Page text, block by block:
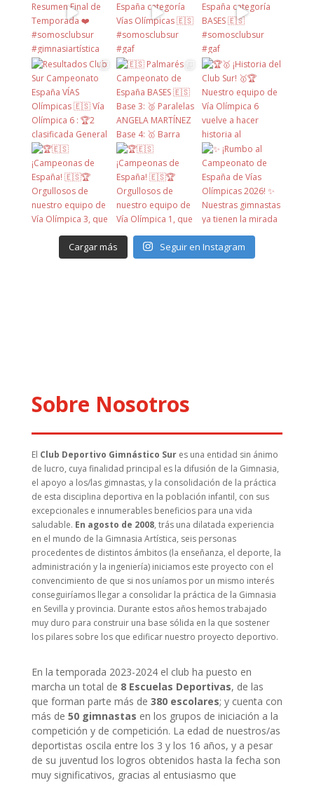
Cargar más Seguir en Instagram
Sobre Nosotros
El Club Deportivo Gimnástico Sures una entidad sin ánimo
de lucro, cuya finalidad principal es la difusión de la Gimnasia,
el apoyo a los/las gimnastas, y la consolidación de la práctica
de esta disciplina deportiva en la población infantil, con sus
excepcionales e innumerables beneficios para una vida
saludable. En agosto de 2008, trás una dilatada experiencia
en el mundo de la Gimnasia Artística, seis personas
procedentes de distintos ámbitos (la enseñanza, el deporte, la
administración y la ingeniería) iniciamos este proyecto con el
convencimiento de que si nos uníamos por un mismo interés
conseguiríamos llegar a consolidar la práctica de la Gimnasia
en Sevilla y provincia. Durante estos años hemos trabajado
muy duro para construir una base sólida en la que sostener
los pilares sobre los que edificar nuestro proyecto deportivo.
En la temporada 2023-2024 el club ha puesto en
marcha un total de 8 Escuelas Deportivas, de las
que forman parte más de 380 escolares; y cuenta con
más de 50 gimnastas en los grupos de iniciación a la
competición y de competición. La edad de nuestros/as
deportistas oscila entre los 3 y los 16 años, y a pesar
de su juventud los logros obtenidos hasta la fecha son
muy significativos, gracias al entusiasmo que